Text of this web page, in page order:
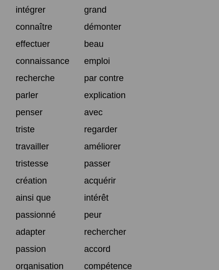
intégrer
grand
connaître
démonter
effectuer
beau
connaissance
emploi
recherche
par contre
parler
explication
penser
avec
triste
regarder
travailler
améliorer
tristesse
passer
création
acquérir
ainsi que
intérêt
passionné
peur
adapter
rechercher
passion
accord
organisation
compétence